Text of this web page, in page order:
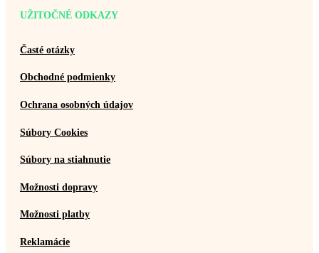
UŽITOČNÉ ODKAZY
Časté otázky
Obchodné podmienky
Ochrana osobných údajov
Súbory Cookies
Súbory na stiahnutie
Možnosti dopravy
Možnosti platby
Reklamácie